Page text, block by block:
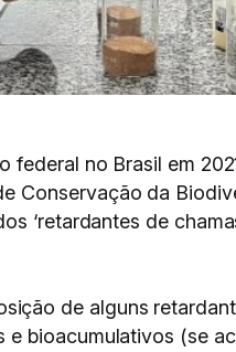
no Brasil em
Conservação da
‘retardantes de
de alguns
bioacumulativos (se